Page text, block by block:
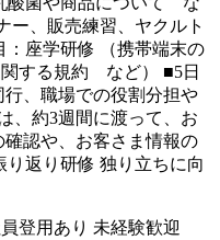
ー、販売練習、ヤクルト
座学研修 （携帯端末の
する規約 など） ■5日
、職場での役割分担や
約3週間に渡って、お
認や、お客さま情報の
返り研修 独り立ちに向
登用あり 未経験歓迎